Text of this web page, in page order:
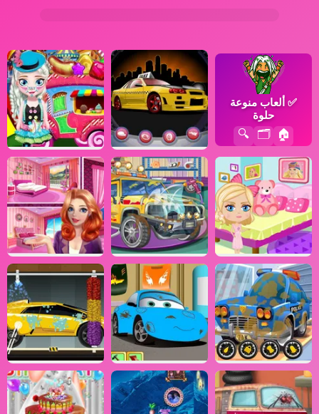
✅ ألعاب منوعة
حلوة
🏠
🗂️
🔍